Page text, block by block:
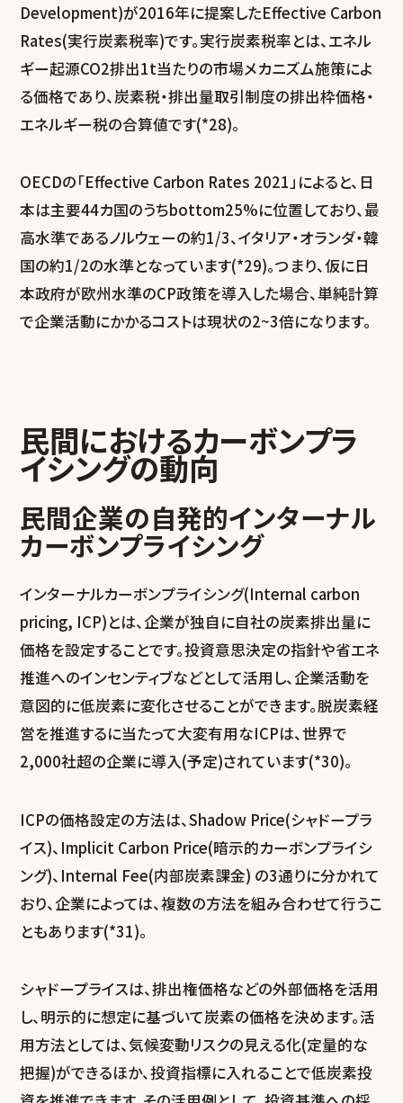
Development)が2016年に提案したEffective Carbon
Rates(実行炭素税率)です。実行炭素税率とは、エネル
ギー起源CO2排出1t当たりの市場メカニズム施策によ
る価格であり、炭素税・排出量取引制度の排出枠価格・
エネルギー税の合算値です(*28)。
OECDの「Effective Carbon Rates 2021」によると、日
本は主要44カ国のうちbottom25%に位置しており、最
高水準であるノルウェーの約1/3、イタリア・オランダ・韓
国の約1/2の水準となっています(*29)。つまり、仮に日
本政府が欧州水準のCP政策を導入した場合、単純計算
で企業活動にかかるコストは現状の2~3倍になります。
民間におけるカーボンプラ
イシングの動向
民間企業の自発的インターナル
カーボンプライシング
インターナルカーボンプライシング(Internal carbon
pricing, ICP)とは、企業が独自に自社の炭素排出量に
価格を設定することです。投資意思決定の指針や省エネ
推進へのインセンティブなどとして活用し、企業活動を
意図的に低炭素に変化させることができます。脱炭素経
営を推進するに当たって大変有用なICPは、世界で
2,000社超の企業に導入(予定)されています(*30)。
ICPの価格設定の方法は、Shadow Price(シャドープラ
イス)、Implicit Carbon Price(暗示的カーボンプライシ
ング)、Internal Fee(内部炭素課金) の3通りに分かれて
おり、企業によっては、複数の方法を組み合わせて行うこ
ともあります(*31)。
シャドープライスは、排出権価格などの外部価格を活用
し、明示的に想定に基づいて炭素の価格を決めます。活
用方法としては、気候変動リスクの見える化(定量的な
把握)ができるほか、投資指標に入れることで低炭素投